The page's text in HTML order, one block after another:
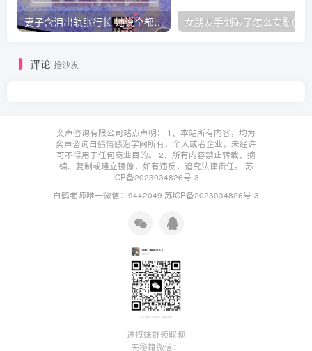
妻子含泪出轨张行长 她说全都是因为家中
评论 抢沙发
奕声咨询有限公司站点声明： 1、本站所有内容，均为
奕声咨询白鹤情感泡学网所有，个人或者企业，未经许
可不得用于任何商业目的。 2、所有内容禁止转载、摘
编、复制或建立镜像，如有违反，追究法律责任。 苏
ICP备2023034826号-3
白鹤老师唯一微信：9442049 苏ICP备2023034826号-3
进撩妹群领取聊
天秘籍微信：